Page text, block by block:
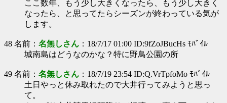
ここ数年、もう少し大きくなったら、もう少し大きく
なったら、と思ってたらシーズンが終わっている気が
します。
48 名前： 名無しさん ：18/7/17 01:00 ID:9fZoJBucHs ﾓﾊﾞｲﾙ
城南島はどうなのかな？特に野鳥公園の所
49 名前： 名無しさん ：18/7/19 23:54 ID:Q.VrTpfoMo ﾓﾊﾞｲﾙ
土日やっと休み取れたので大井行ってみようと思っ
て。